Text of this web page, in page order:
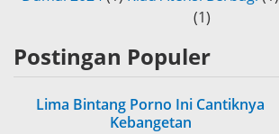
(1)
Postingan Populer
Lima Bintang Porno Ini Cantiknya
Kebangetan